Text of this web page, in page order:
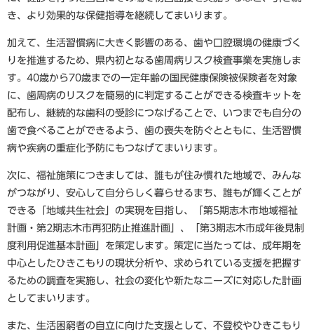
き、より効果的な保健指導を継続してまいります。
加えて、生活習慣病に大きく影響のある、歯や口腔環境の健康づく
りを推進するため、県内初となる歯周病リスク検査事業を実施しま
す。40歳から70歳までの一定年齢の国民健康保険被保険者を対象
に、歯周病のリスクを簡易的に判定することができる検査キットを
配布し、継続的な歯科の受診につなげることで、いつまでも自分の
歯で食べることができるよう、歯の喪失を防ぐとともに、生活習慣
病や疾病の重症化予防にもつなげてまいります。
次に、福祉施策につきましては、誰もが住み慣れた地域で、みんな
がつながり、安心して自分らしく暮らせるまち、誰もが輝くことが
できる「地域共生社会」の実現を目指し、「第5期志木市地域福祉
計画・第2期志木市再犯防止推進計画」、「第3期志木市成年後見制
度利用促進基本計画」を策定します。策定に当たっては、成年期を
中心としたひきこもりの現状分析や、求められている支援を把握す
るための調査を実施し、社会の変化や新たなニーズに対応した計画
としてまいります。
また、生活困窮者の自立に向けた支援として、不登校やひきこもり